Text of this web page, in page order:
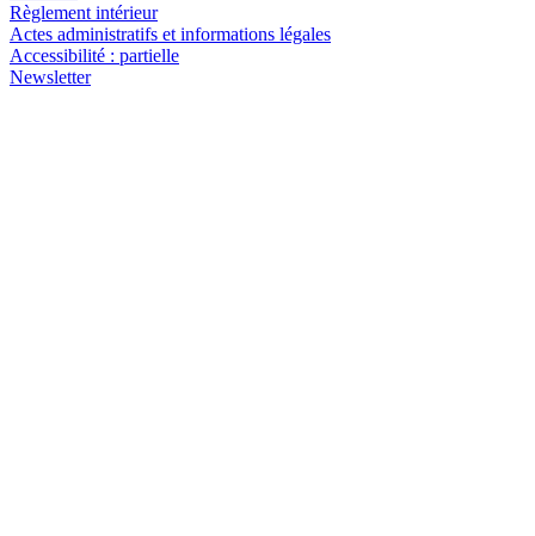
Règlement intérieur
Actes administratifs et informations légales
Accessibilité : partielle
Newsletter